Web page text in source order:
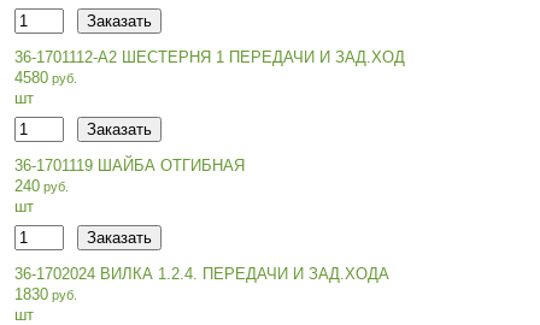
36-1701112-А2 ШЕСТЕРНЯ 1 ПЕРЕДАЧИ И ЗАД.ХОД
4580
шт
36-1701119 ШАЙБА ОТГИБНАЯ
240
шт
36-1702024 ВИЛКА 1.2.4. ПЕРЕДАЧИ И ЗАД.ХОДА
1830
шт